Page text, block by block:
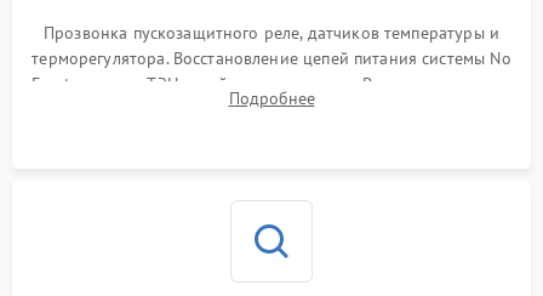
Прозвонка пускозащитного реле, датчиков температуры и
терморегулятора. Восстановление цепей питания системы No
Frost, включая ТЭН оттайки и вентилятор. Ремонт или замена
платы управления при сбоях алгоритмов.
Подробнее